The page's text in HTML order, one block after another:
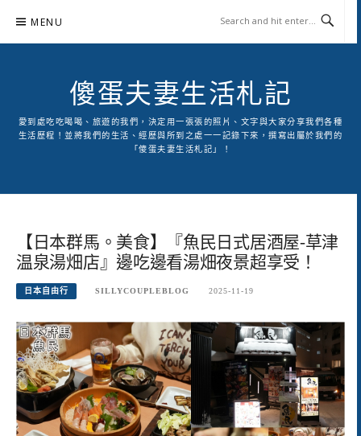
content
MENU
傻蛋夫妻生活札記
愛到處吃吃喝喝、旅遊的我們，決定用一張張的照片、文字與大家分享我們各種
生活歷程！並將我們的生活、經歷與所到之處一一記錄下來，撰寫出屬於我們的
「傻蛋夫妻生活札記」！
【日本群馬。美食】『魚民日式居酒屋-草津
温泉湯畑店』邊吃邊看湯畑夜景超享受！
日本自由行 SILLYCOUPLEBLOG 2025-11-19